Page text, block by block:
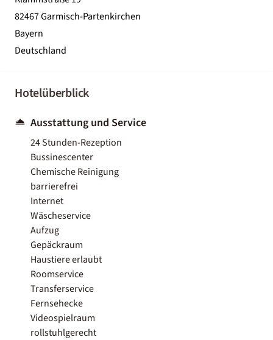
82467 Garmisch-Partenkirchen
Bayern
Deutschland
Hotelüberblick
Ausstattung und Service
24 Stunden-Rezeption
Bussinescenter
Chemische Reinigung
barrierefrei
Internet
Wäscheservice
Aufzug
Gepäckraum
Haustiere erlaubt
Roomservice
Transferservice
Fernsehecke
Videospielraum
rollstuhlgerecht